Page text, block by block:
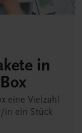
in
eine Vielzahl
in ein Stück